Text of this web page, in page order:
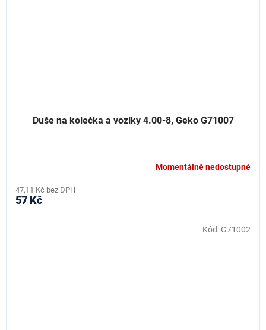
Duše na kolečka a vozíky 4.00-8, Geko G71007
Momentálně nedostupné
47,11 Kč bez DPH
57 Kč
Kód: G71002